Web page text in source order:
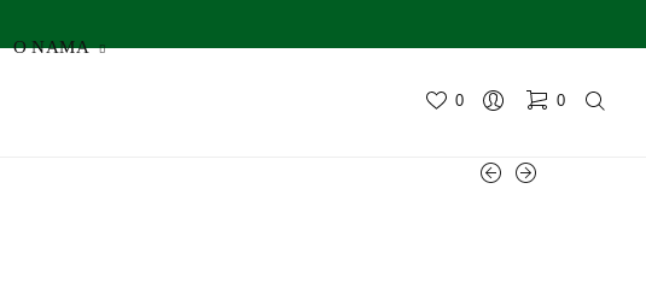
O NAMA
0 0